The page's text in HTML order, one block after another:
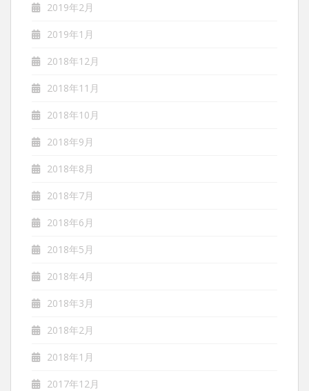
2019年2月
2019年1月
2018年12月
2018年11月
2018年10月
2018年9月
2018年8月
2018年7月
2018年6月
2018年5月
2018年4月
2018年3月
2018年2月
2018年1月
2017年12月